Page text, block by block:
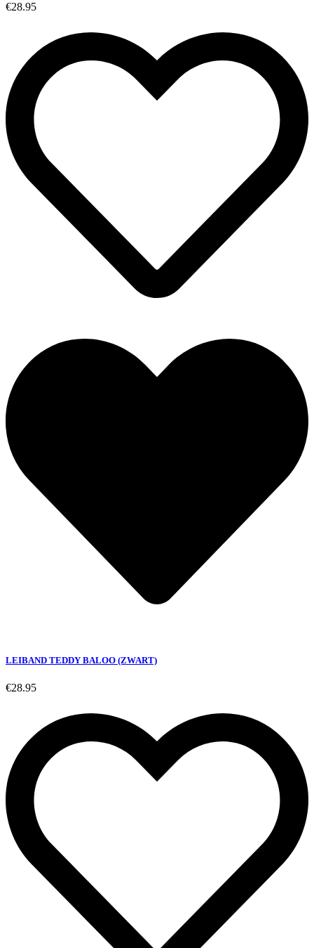
€28.95
LEIBAND TEDDY BALOO (ZWART)
€28.95